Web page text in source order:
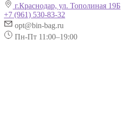
г.Краснодар, ул. Тополиная 19Б
+7 (961) 530-83-32
opt@bin-bag.ru
Пн-Пт 11:00–19:00